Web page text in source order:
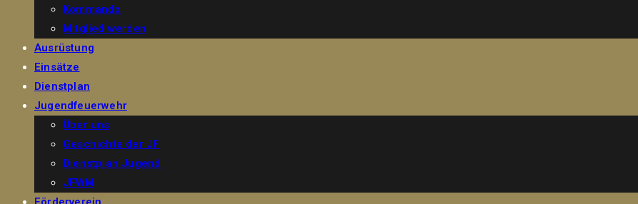
Kommando
Mitglied werden
Ausrüstung
Einsätze
Dienstplan
Jugendfeuerwehr
Über uns
Geschichte der JF
Dienstplan Jugend
JFWM